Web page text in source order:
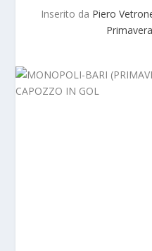
Inserito da Piero